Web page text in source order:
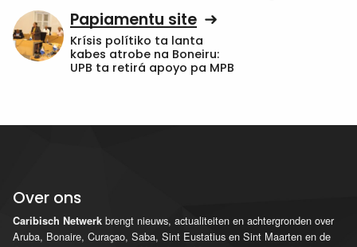
Papiamentu site
Krísis polítiko ta lanta
kabes atrobe na Boneiru:
UPB ta retirá apoyo pa MPB
Over ons
Caribisch Netwerk brengt nieuws, actualiteiten en achtergronden over
Aruba, Bonaire, Curaçao, Saba, Sint Eustatius en Sint Maarten en de